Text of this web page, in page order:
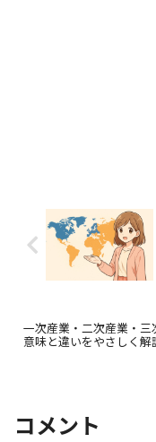
一次産業・二次産業・三
意味と違いをやさしく解
コメント